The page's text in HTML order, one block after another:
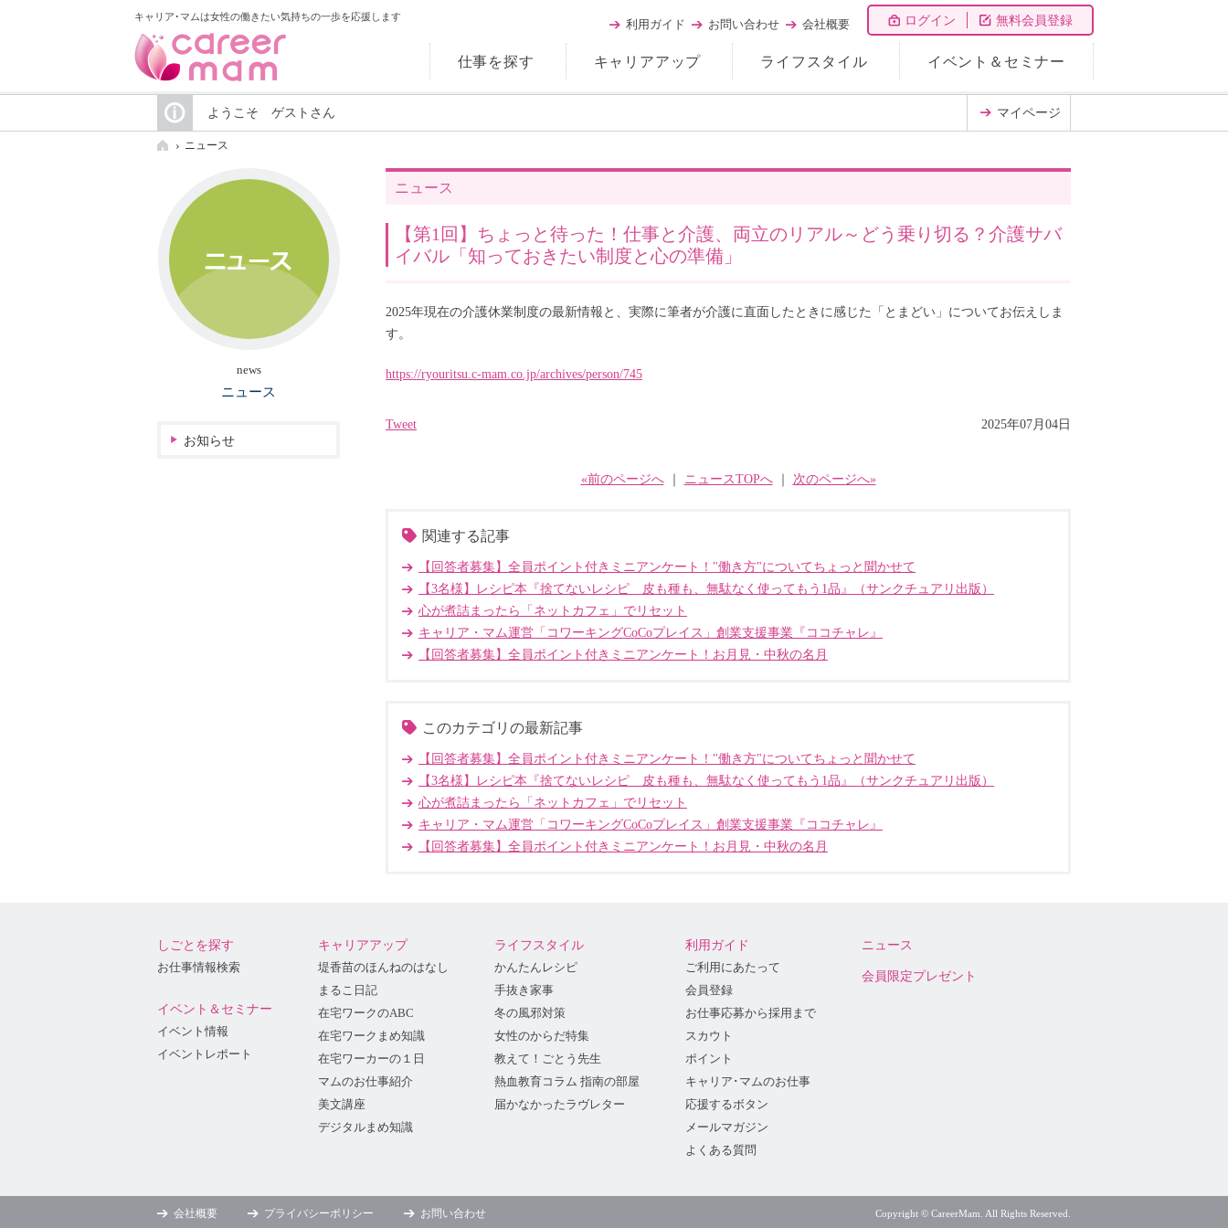
キャリア･マムは女性の働きたい気持ちの一歩を応援します ログイン 無料会員登録
仕事を探す キャリアアップ ライフスタイル イベント＆セミナー
利用ガイド お問い合わせ 会社概要
ようこそ ゲストさん マイページ
ニュース
ニュース
【第1回】ちょっと待った！仕事と介護、両立のリアル～どう乗り切る？介護サバ
イバル「知っておきたい制度と心の準備」
2025年現在の介護休業制度の最新情報と、実際に筆者が介護に直面したときに感じた「とまどい」についてお伝えしま
す。
https://ryouritsu.c-mam.co.jp/archives/person/745
Tweet 2025年07月04日
«前のページへ｜ ニュースTOPへ｜ 次のページへ»
関連する記事
【回答者募集】全員ポイント付きミニアンケート！"働き方"についてちょっと聞かせて
【3名様】レシピ本『捨てないレシピ 皮も種も、無駄なく使ってもう1品』（サンクチュアリ出版）
心が煮詰まったら「ネットカフェ」でリセット
キャリア・マム運営「コワーキングCoCoプレイス」創業支援事業『ココチャレ』
【回答者募集】全員ポイント付きミニアンケート！お月見・中秋の名月
このカテゴリの最新記事
【回答者募集】全員ポイント付きミニアンケート！"働き方"についてちょっと聞かせて
【3名様】レシピ本『捨てないレシピ 皮も種も、無駄なく使ってもう1品』（サンクチュアリ出版）
心が煮詰まったら「ネットカフェ」でリセット
キャリア・マム運営「コワーキングCoCoプレイス」創業支援事業『ココチャレ』
【回答者募集】全員ポイント付きミニアンケート！お月見・中秋の名月
news
ニュース
お知らせ
しごとを探す
お仕事情報検索
イベント＆セミナー
イベント情報
イベントレポート
キャリアアップ
堤香苗のほんねのはなし
まるこ日記
在宅ワークのABC
在宅ワークまめ知識
在宅ワーカーの１日
マムのお仕事紹介
美文講座
デジタルまめ知識
ライフスタイル
かんたんレシピ
手抜き家事
冬の風邪対策
女性のからだ特集
教えて！ごとう先生
熱血教育コラム 指南の部屋
届かなかったラヴレター
利用ガイド
ご利用にあたって
会員登録
お仕事応募から採用まで
スカウト
ポイント
キャリア･マムのお仕事
応援するボタン
メールマガジン
よくある質問
ニュース
会員限定プレゼント
会社概要 プライバシーポリシー お問い合わせ Copyright © CareerMam. All Rights Reserved.